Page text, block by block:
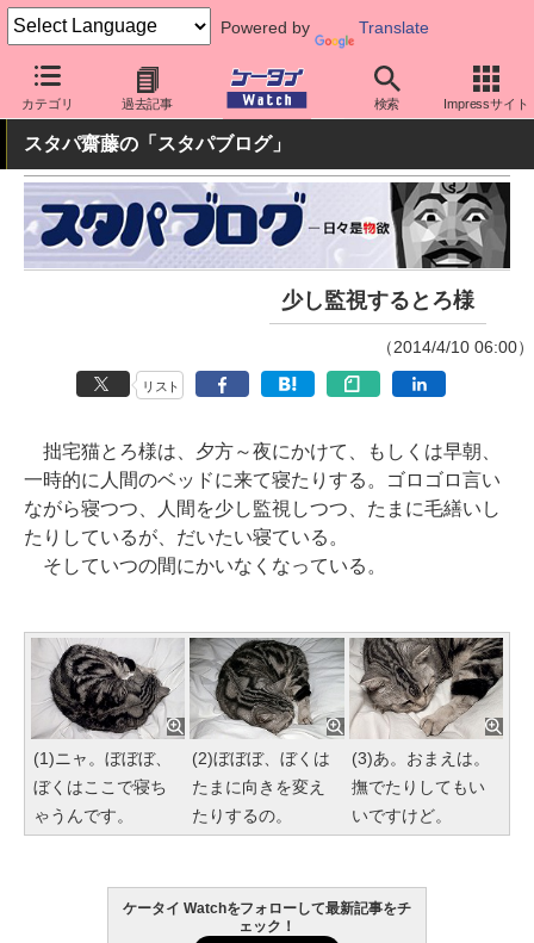
Powered by Translate
カテゴリ 過去記事 検索 Impressサイト
ケータイ Watch 最新技術/その他 ネコ
スタパ齋藤の「スタパブログ」
少し監視するとろ様
（2014/4/10 06:00）
リスト
拙宅猫とろ様は、夕方～夜にかけて、もしくは早朝、
一時的に人間のベッドに来て寝たりする。ゴロゴロ言い
ながら寝つつ、人間を少し監視しつつ、たまに毛繕いし
たりしているが、だいたい寝ている。
そしていつの間にかいなくなっている。
(1)ニャ。ぼぼぼ、
ぼくはここで寝ち
ゃうんです。
(2)ぼぼぼ、ぼくは
たまに向きを変え
たりするの。
(3)あ。おまえは。
撫でたりしてもい
いですけど。
ケータイ Watchをフォローして最新記事をチ
ェック！